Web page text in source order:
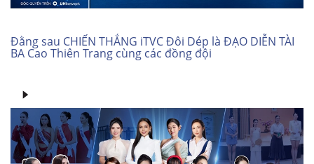
Đằng sau CHIẾN THẮNG iTVC Đôi Dép là ĐẠO DIỄN TÀI
BA Cao Thiên Trang cùng các đồng đội